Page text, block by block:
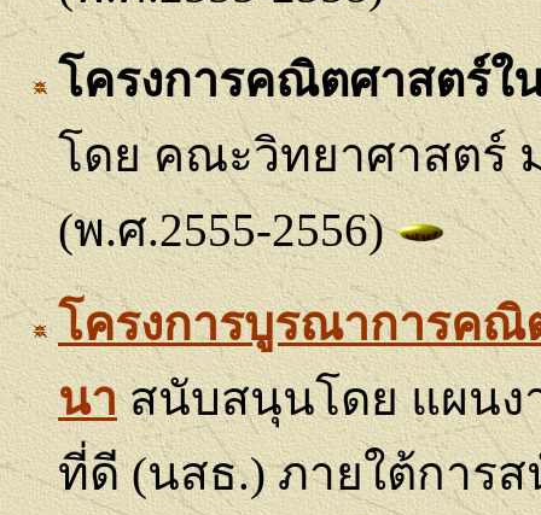
โครงการคณิตศาสตร์
โดย คณะวิทยาศาสตร์
(พ.ศ.2555-2556)
โครงการบูรณาการคณิ
นา สนับสนุนโดยแผนง
ที่ดี (นสธ.) ภายใต้การ